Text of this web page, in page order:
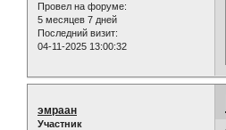
Провел на форуме:
5 месяцев 7 дней
Последний визит:
04-11-2025 13:00:32
эмраан
Участник